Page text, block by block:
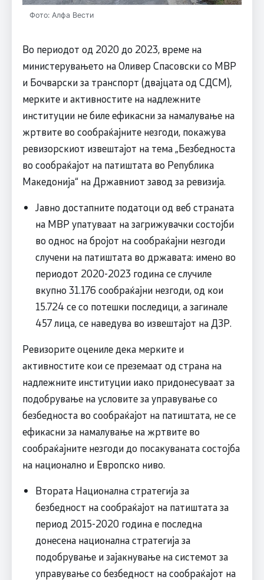
Фото: Алфа Вести
Во периодот од 2020 до 2023, време нa
министерувањето на Оливер Спасовски со МВР
и Бочварски за транспорт (двајцата од СДСМ),
мерките и активностите на надлежните
институции не биле ефикасни за намалување на
жртвите во сообраќајните незгоди, покажува
ревизорскиот извештајот на тема „Безбедноста
во сообраќајот на патиштата во Република
Македонија“ на Државниот завод за ревизија.
Јавно достапните податоци од веб страната
на МВР упатуваат на загрижувачки состојби
во однос на бројот на сообраќајни незгоди
случени на патиштата во државата: имено во
периодот 2020-2023 година се случиле
вкупно 31.176 сообраќајни незгоди, од кои
15.724 се со потешки последици, а загинале
457 лица, се наведува во извештајот на ДЗР.
Ревизорите оцениле дека мерките и
активностите кои се преземаат од страна на
надлежните институции иако придонесуваат за
подобрување на условите за управување со
безбедноста во сообраќајот на патиштата, не се
ефикасни за намалување на жртвите во
сообраќајните незгоди до посакуваната состојба
на национално и Европско ниво.
Втората Национална стратегија за
безбедност на сообраќајот на патиштата за
период 2015-2020 година е последна
донесена национална стратегија за
подобрување и зајакнување на системот за
управување со безбедност на сообраќајот на